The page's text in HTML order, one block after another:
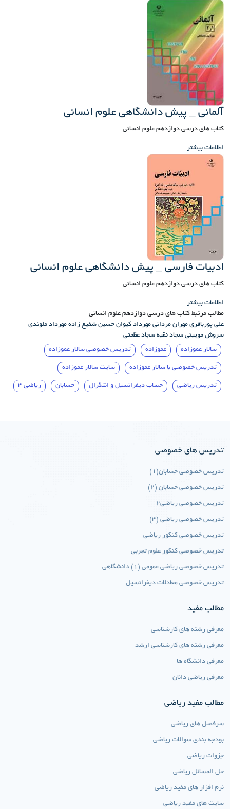
آلمانی _ پیش دانشگاهی علوم انسانی
کتاب های درسی دوازدهم علوم انسانی
اطلاعات بیشتر
ادبیات فارسی _ پیش دانشگاهی علوم انسانی
کتاب های درسی دوازدهم علوم انسانی
اطلاعات بیشتر
مطالب مرتبط کتاب های درسی دوازدهم علوم انسانی
علی پورباقری مهران مردانی مهرداد کیوان حسین شفیع زاده مهرداد ملوندی
سروش مویینی سجاد نقیه سجاد عظمتی
سالار عموزاده
عموزاده تدریس خصوصی سالار عموزاده
تدریس خصوصی با سالار عموزاده سایت سالار عموزاده
تدریس ریاضی حساب دیفرانسیل و انتگرال حسابان ریاضی 3
تدریس های خصوصی
تدریس خصوصی حسابان(1)
تدریس خصوصی حسابان (2)
تدریس خصوصی ریاضی2
تدریس خصوصی ریاضی (3)
تدریس خصوصی کنکور ریاضی
تدریس خصوصی کنکور علوم تجربی
تدریس خصوصی ریاضی عمومی (1) دانشگاهی
تدریس خصوصی معادلات دیفرانسیل
مطالب مفید
معرفی رشته های کارشناسی
معرفی رشته های کارشناسی ارشد
معرفی دانشگاه ها
معرفی ریاضی دانان
مطالب مفید ریاضی
سرفصل های ریاضی
بودجه بندی سوالات ریاضی
جزوات ریاضی
حل المسائل ریاضی
نرم افزار های مفید ریاضی
سایت های مفید ریاضی